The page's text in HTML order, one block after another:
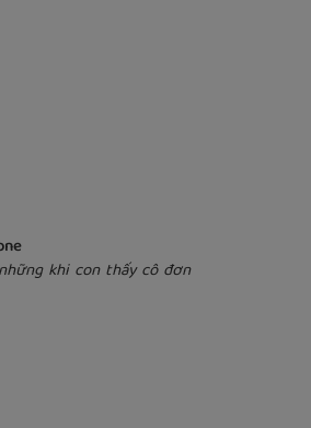
khi con thấy cô đơn